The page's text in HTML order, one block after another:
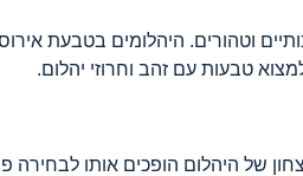
וטהורים. היהלומים בטבעת
טבעות עם זהב וחרוזי יהלום.
של היהלום הופכים אותו לבחירה